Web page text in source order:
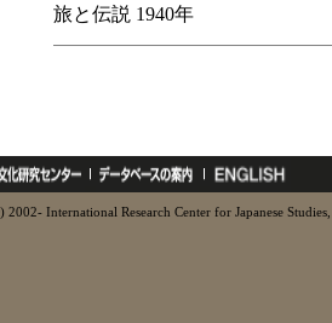
旅と伝説 1940年
2002- International Research Center for Japanese